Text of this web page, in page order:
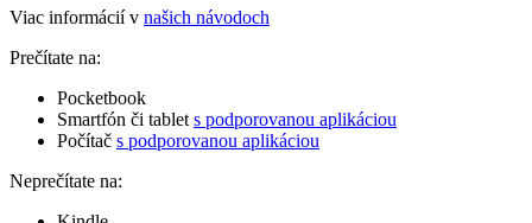
Viac informácií v našich návodoch
Prečítate na:
Pocketbook
Smartfón či tablet s podporovanou aplikáciou
Počítač s podporovanou aplikáciou
Neprečítate na: